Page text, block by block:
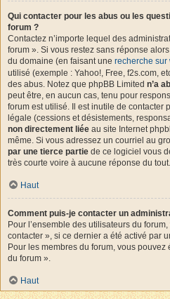
Qui contacter pour les abus ou les
forum ?
Contactez n’importe lequel des
forum ». Si vous restez sans réponse
du domaine (en faisant une recherche sur
utilisé (exemple : Yahoo!, Free, f2s.com,
des abus. Notez que phpBB Limited n’a
peut être, en aucun cas, tenu pour
forum est utilisé. Il est inutile de contacter
légale (cessions et désistements,
non directement liée au site Internet
même. Si vous adressez un courriel au
par une tierce partie de ce logiciel vous
très courte voire à aucune réponse du tout.
Haut
Comment puis-je contacter un
Pour l’ensemble des utilisateurs du
contacter », si ce dernier a été activé par
Pour les membres du forum, vous
du forum ».
Haut